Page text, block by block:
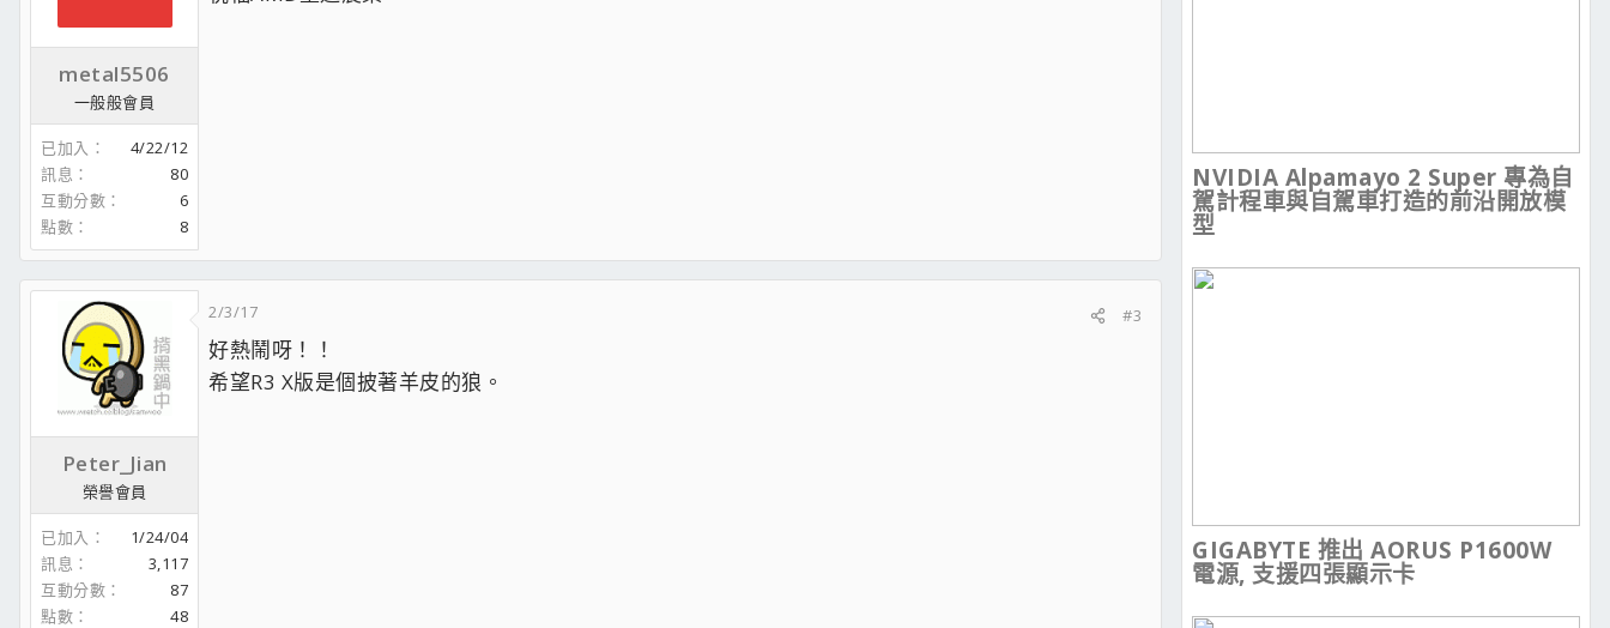
metal5506
一般般會員
已加入
4/22/12
訊息
80
互動分數
6
點數
8
Peter_Jian
榮譽會員
已加入
1/24/04
訊息
3,117
互動分數
87
點數
48
2/3/17 #3
好熱鬧呀！！
希望R3 X版是個披著羊皮的狼。
NVIDIA Alpamayo 2 Super 專為自
駕計程車與自駕車打造的前沿開放模
型
GIGABYTE 推出 AORUS P1600W
電源, 支援四張顯示卡